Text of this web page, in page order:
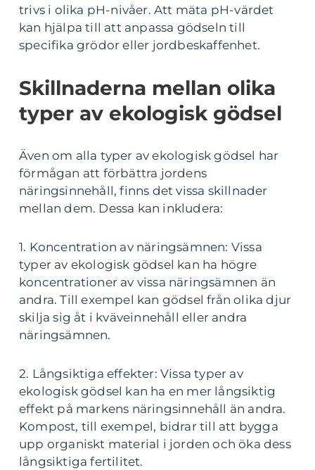
trivs i olika pH-nivåer. Att mäta pH-värdet
kan hjälpa till att anpassa gödseln till
specifika grödor eller jordbeskaffenhet.
Skillnaderna mellan olika
typer av ekologisk gödsel
Även om alla typer av ekologisk gödsel har
förmågan att förbättra jordens
näringsinnehåll, finns det vissa skillnader
mellan dem. Dessa kan inkludera:
1. Koncentration av näringsämnen: Vissa
typer av ekologisk gödsel kan ha högre
koncentrationer av vissa näringsämnen än
andra. Till exempel kan gödsel från olika djur
skilja sig åt i kväveinnehåll eller andra
näringsämnen.
2. Långsiktiga effekter: Vissa typer av
ekologisk gödsel kan ha en mer långsiktig
effekt på markens näringsinnehåll än andra.
Kompost, till exempel, bidrar till att bygga
upp organiskt material i jorden och öka dess
långsiktiga fertilitet.